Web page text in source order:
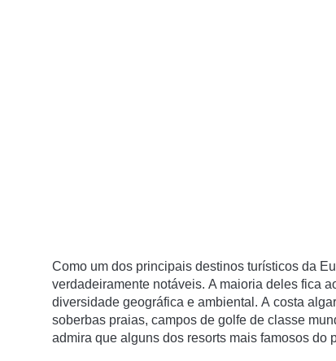
Como um dos principais destinos turísticos da
verdadeiramente notáveis. A maioria deles fica
diversidade geográfica e ambiental. A costa
soberbas praias, campos de golfe de classe
admira que alguns dos resorts mais famosos